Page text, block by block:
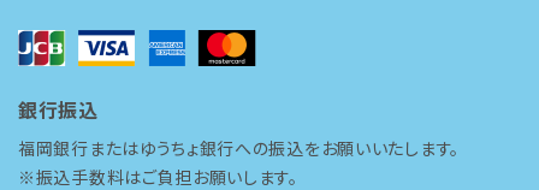
銀行振込
福岡銀行またはゆうちょ銀行への振込をお願いいたします。
※振込手数料はご負担お願いします。